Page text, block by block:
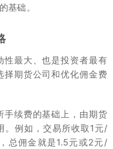
基础。
性最大、也是投资者最有
择期货公司和优化佣金费
手续费的基础上，由期货
。例如，交易所收取1元/
总佣金就是1.5元或2元/